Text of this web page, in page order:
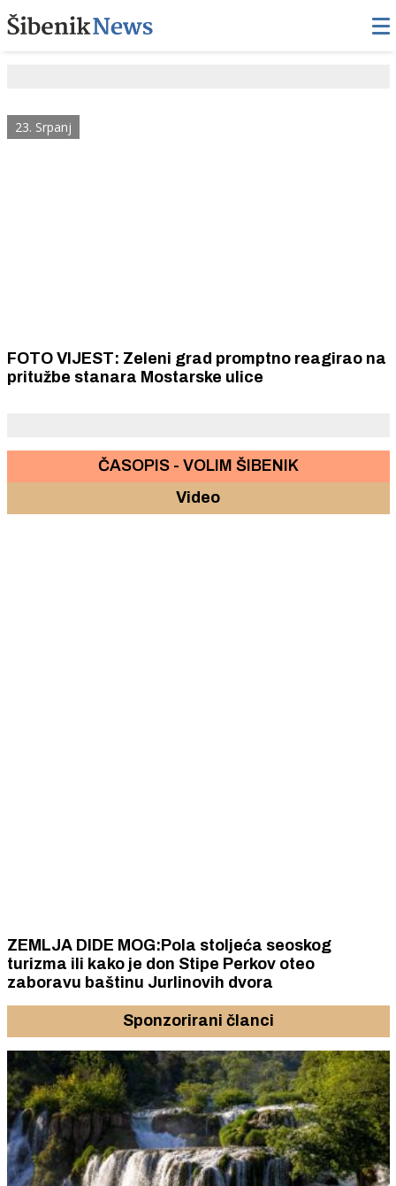
23. Srpanj
FOTO VIJEST: Zeleni grad promptno reagirao na
pritužbe stanara Mostarske ulice
ČASOPIS - VOLIM ŠIBENIK
Video
ZEMLJA DIDE MOG:Pola stoljeća seoskog
turizma ili kako je don Stipe Perkov oteo
zaboravu baštinu Jurlinovih dvora
Sponzorirani članci